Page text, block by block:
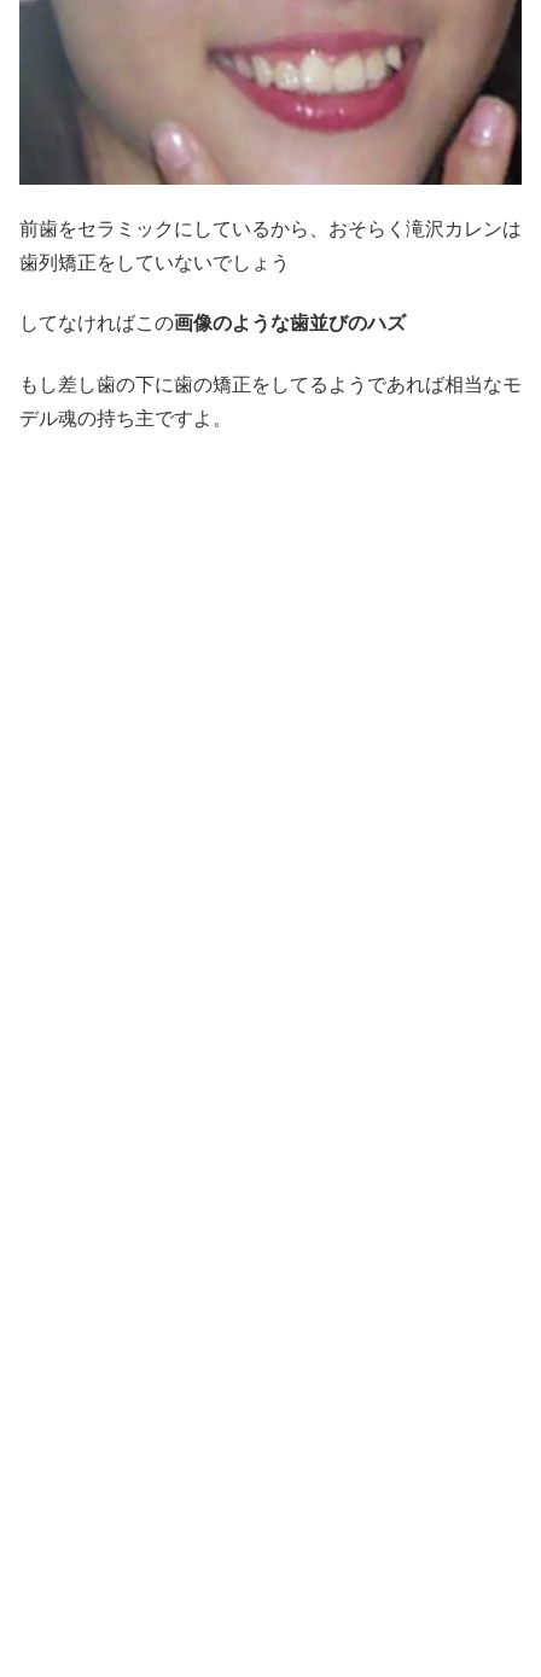
前歯をセラミックにしているから、おそらく滝沢カレンは
歯列矯正をしていないでしょう
してなければこの画像のような歯並びのハズ
もし差し歯の下に歯の矯正をしてるようであれば相当なモ
デル魂の持ち主ですよ。